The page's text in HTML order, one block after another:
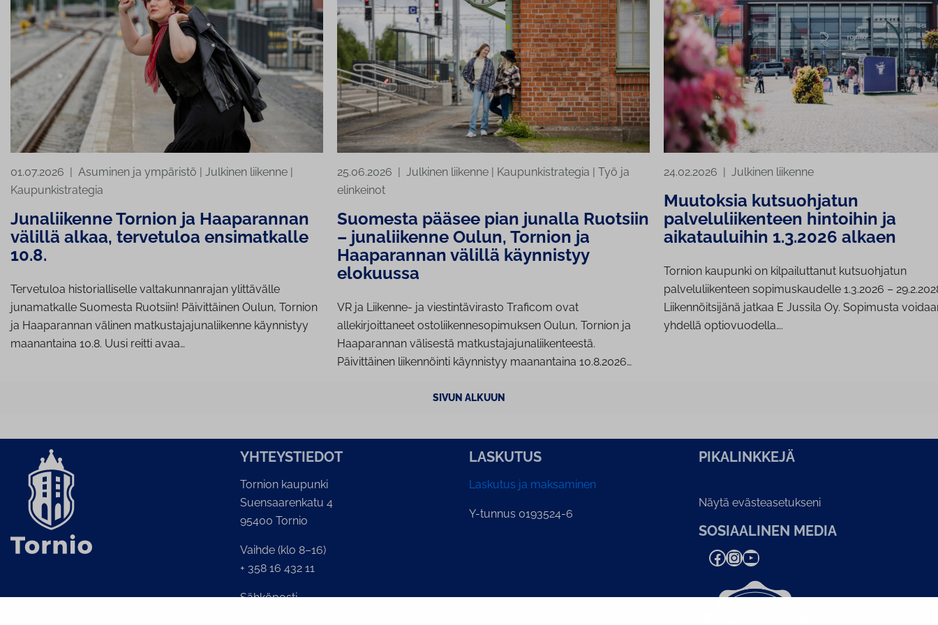
01.07.2026 Asuminen ja ympäristö Julkinen liikenne
Kaupunkistrategia
Ju­na­lii­ken­ne Tornion ja Haaparannan
välillä alkaa, tervetuloa ensimatkalle
10.8.
Tervetuloa historialliselle valtakunnanrajan ylittävälle
junamatkalle Suomesta Ruotsiin! Päivittäinen Oulun, Tornion
ja Haaparannan välinen matkustajajunaliikenne käynnistyy
maanantaina 10.8. Uusi reitti avaa…
25.06.2026 Julkinen liikenne Kaupunkistrategia
Työ ja
elinkeinot
Suomesta pääsee pian junalla Ruotsiin
– junaliikenne Oulun, Tornion ja
Haaparannan välillä käynnistyy
elokuussa
VR ja Liikenne- ja viestintävirasto Traficom ovat
allekirjoittaneet ostoliikennesopimuksen Oulun, Tornion ja
Haaparannan välisestä matkustajajunaliikenteestä.
Päivittäinen liikennöinti käynnistyy maanantaina 10.8.2026…
24.02.2026 Julkinen liikenne
Muutoksia kutsuohjatun
palveluliikenteen hintoihin ja
aikatauluihin 1.3.2026 alkaen
Tornion kaupunki on kilpailuttanut kutsuohjatun
palveluliikenteen sopimuskaudelle 1.3.2026 –
Liikennöitsijänä jatkaa E Jussila Oy. Sopimusta
yhdellä optiovuodella….
SIVUN ALKUUN
YH­TEYS­TIE­DOT
Tornion kaupunki
Suensaarenkatu 4
95400 Tornio
Vaihde (klo 8–16)
+ 358 16 432 11
Sähköposti
LASKUTUS
Laskutus ja maksaminen
Y-tunnus 0193524-6
PI­KA­LINK­KE­JÄ
Näytä evästeasetukseni
SOSIAALINEN MEDIA
Facebook InstagramYouTube